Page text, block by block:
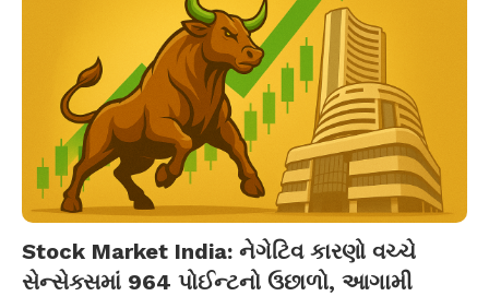
Stock Market India: નેગેટિવ કારણો વચ્ચે
સેન્સેક્સમાં 964 પોઈન્ટનો ઉછાળો, આગામી